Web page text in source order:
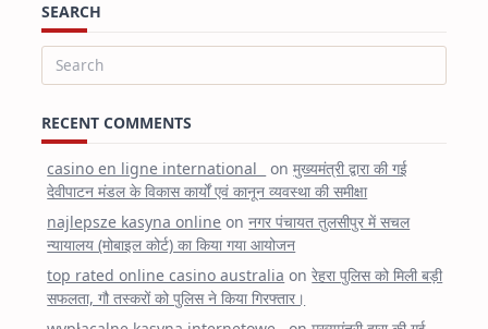
SEARCH
Search
RECENT COMMENTS
casino en ligne international onमुख्यमंत्री द्वारा की गई
देवीपाटन मंडल के विकास कार्यों एवं कानून व्यवस्था की समीक्षा
najlepsze kasyna online onनगर पंचायत तुलसीपुर में सचल
न्यायालय (मोबाइल कोर्ट) का किया गया आयोजन
top rated online casino australia onरेहरा पुलिस को मिली बड़ी
सफलता, गौ तस्करों को पुलिस ने किया गिरफ्तार।